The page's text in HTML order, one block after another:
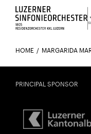
HOME
PRINCIPAL SPONSOR